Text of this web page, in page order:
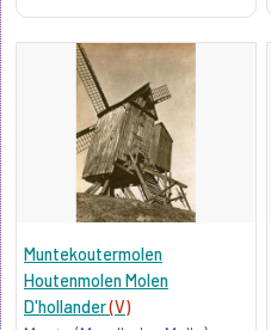
Muntekoutermolen
Houtenmolen Molen
D'hollander(V)